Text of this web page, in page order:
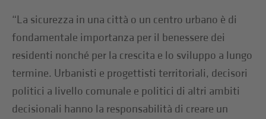
“La sicurezza in una città o un centro urbano è di
fondamentale importanza per il benessere dei
residenti nonché per la crescita e lo sviluppo a lungo
termine. Urbanisti e progettisti territoriali, decisori
politici a livello comunale e politici di altri ambiti
decisionali hanno la responsabilità di creare un